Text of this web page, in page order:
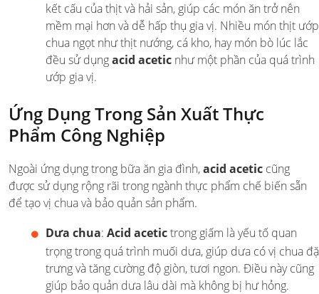
kết cấu của thịt và hải sản, giúp các món ăn trở nên
mềm mại hơn và dễ hấp thụ gia vị. Nhiều món thịt ướp
chua ngọt như thịt nướng, cá kho, hay món bò lúc lắc
đều sử dụngacid acetic như một phần của quá trình
ướp gia vị.
Ứng Dụng Trong Sản Xuất Thực
Phẩm Công Nghiệp
Ngoài ứng dụng trong bữa ăn gia đình,acid acetic cũng
được sử dụng rộng rãi trong ngành thực phẩm chế biến sẵn
để tạo vị chua và bảo quản sản phẩm.
Dưa chua: Acid acetictrong giấm là yếu tố quan
trọng trong quá trình muối dưa, giúp dưa có vị chua
trưng và tăng cường độ giòn, tươi ngon. Điều này cũng
giúp bảo quản dưa lâu dài mà không bị hư hỏng.